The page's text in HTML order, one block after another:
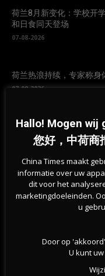
荷兰8月新变化：学校开
和日食同天登场
07-08-2026
荷兰热浪持续，专家称身
07-08-2026
挺过战争？能源危机未
现稳步增长
旱情持续加剧，莱茵河
绝全国统一行动
Hallo! Mogen wij
您好，中荷商
China Times maakt
informatie over uw
dit voor het
marketingdoeleinden.
u
Door op
U kunt